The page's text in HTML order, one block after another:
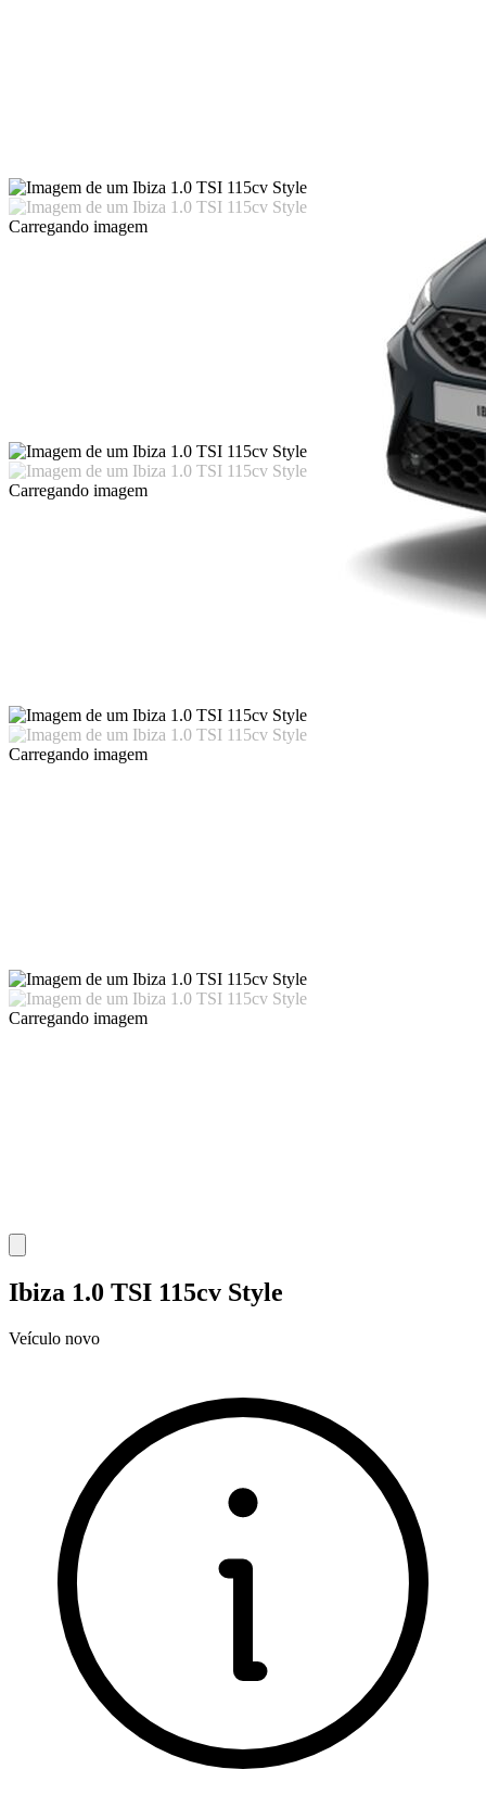
Carregando imagem
Carregando imagem
Carregando imagem
Carregando imagem
Ibiza 1.0 TSI 115cv Style
Veículo novo